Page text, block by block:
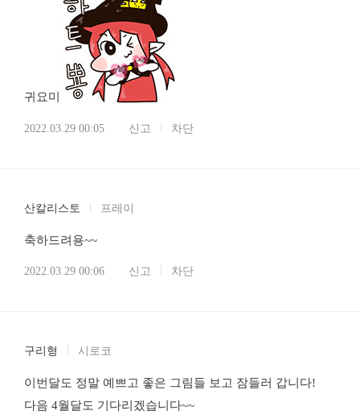
귀요미
2022.03.29 00:05 신고 차단
산칼리스토 프레이
축하드려용~~
2022.03.29 00:06 신고 차단
구리형 시로코
이번달도 정말 예쁘고 좋은 그림들 보고 잠들러 갑니다!
다음 4월달도 기다리겠습니다~~